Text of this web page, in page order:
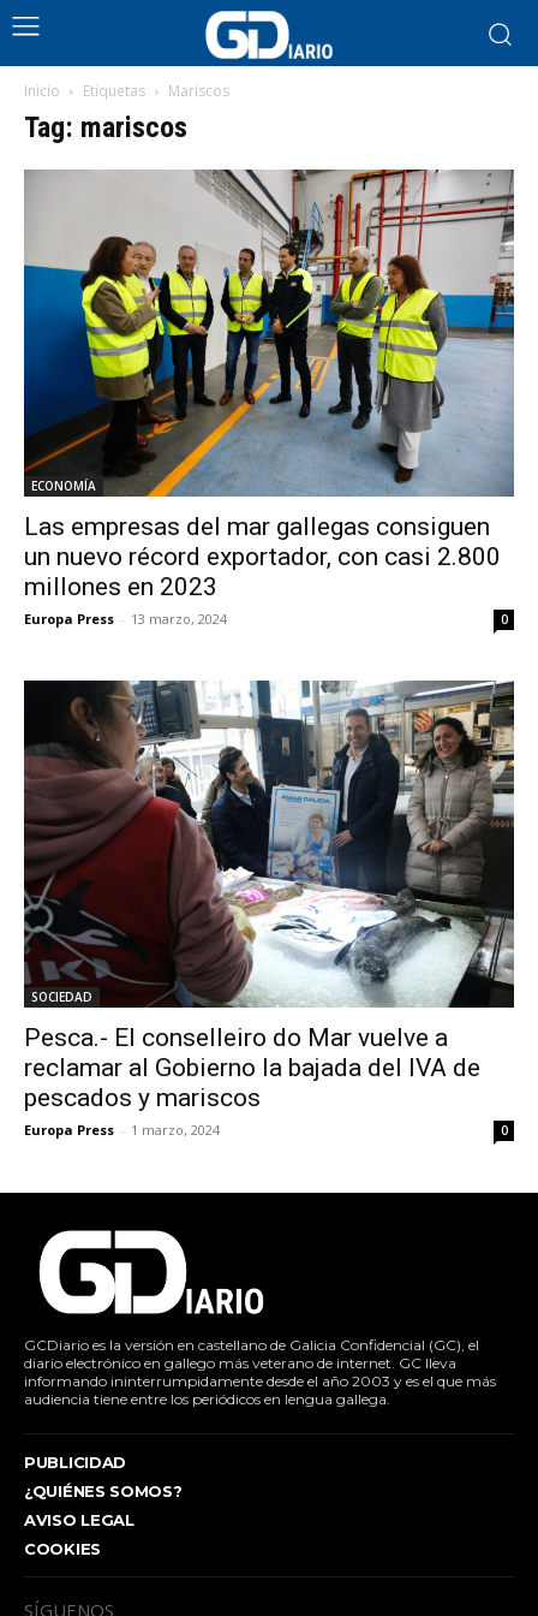
Inicio Etiquetas Mariscos
Tag: mariscos
ECONOMÍA
Las empresas del mar gallegas consiguen
un nuevo récord exportador, con casi 2.800
millones en 2023
Europa Press - 13 marzo, 2024 0
SOCIEDAD
Pesca.- El conselleiro do Mar vuelve a
reclamar al Gobierno la bajada del IVA de
pescados y mariscos
Europa Press - 1 marzo, 2024 0
GCDiario es la versión en castellano de Galicia Confidencial (GC), el
diario electrónico en gallego más veterano de internet. GC lleva
informando ininterrumpidamente desde el año 2003 y es el que más
audiencia tiene entre los periódicos en lengua gallega.
PUBLICIDAD
¿QUIÉNES SOMOS?
AVISO LEGAL
COOKIES
SÍGUENOS